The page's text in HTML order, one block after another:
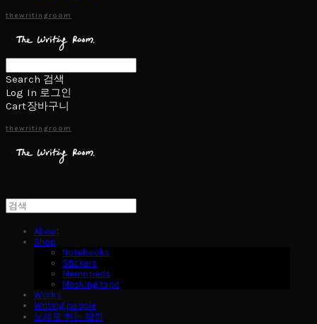
thewritingroom
Search 검색
Log In 로그인
Cart장바구니
thewritingroom
About
Shop
Notebooks
Stickers
Memopads
Masking tape
Works
Writing people
노래로 하는 답장